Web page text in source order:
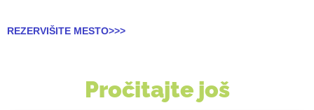
REZERVIŠITE MESTO>>>
Pročitajte još